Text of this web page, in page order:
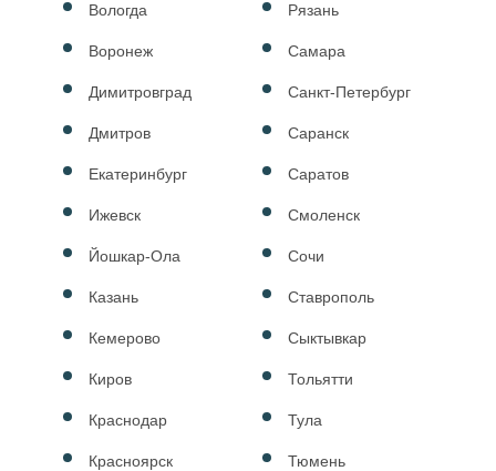
Вологда
Воронеж
Димитровград
Дмитров
Екатеринбург
Ижевск
Йошкар-Ола
Казань
Кемерово
Киров
Краснодар
Красноярск
Рязань
Самара
Санкт-Петербург
Саранск
Саратов
Смоленск
Сочи
Ставрополь
Сыктывкар
Тольятти
Тула
Тюмень